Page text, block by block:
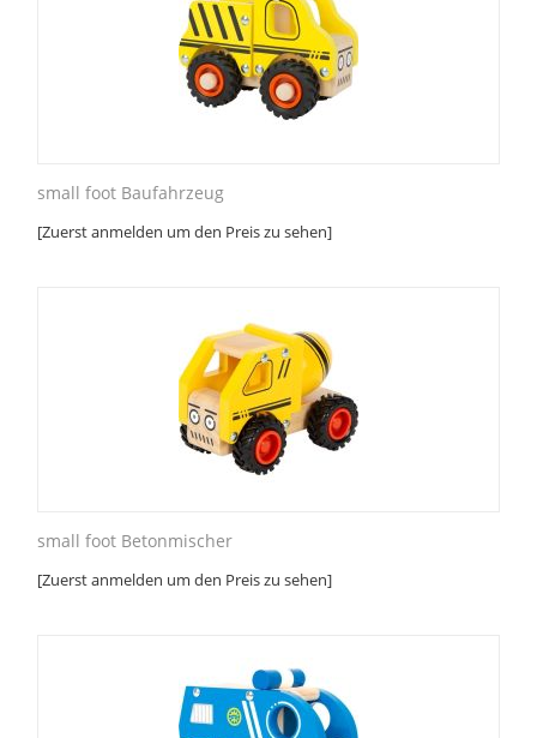
small foot Baufahrzeug
[Zuerst anmelden um den Preis zu sehen]
small foot Betonmischer
[Zuerst anmelden um den Preis zu sehen]